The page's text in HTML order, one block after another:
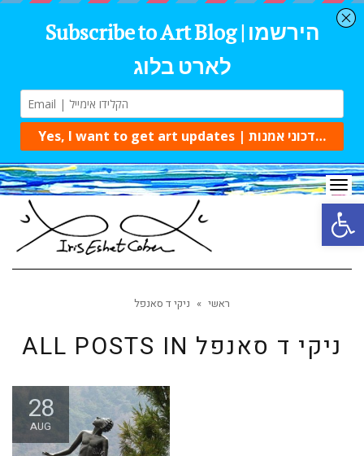
ראשי » ניקי ד סאנפל
ALL POSTS IN ניקי ד סאנפל
28
AUG